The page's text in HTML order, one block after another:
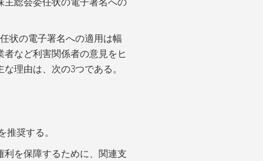
主総会委任状の電子署名への
状の電子署名への適用は幅
など利害関係者の意見をヒ
理由は、次の3つである。
推奨する。
を保障するために、関連支